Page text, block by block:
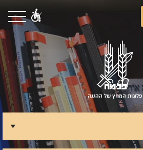
פלוגות המחץ של ההגנה